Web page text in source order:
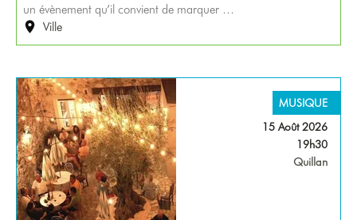
un évènement qu’il convient de marquer …
Ville
MUSIQUE
15 Août 2026
19h30
Quillan